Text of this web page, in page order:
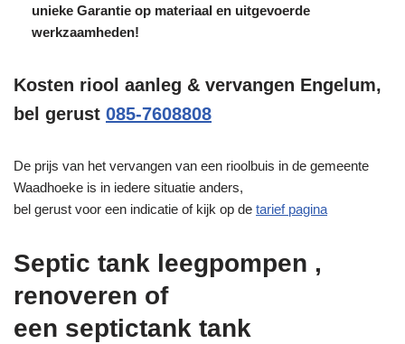
unieke Garantie op materiaal en uitgevoerde
werkzaamheden!
Kosten riool aanleg & vervangen Engelum,
bel gerust 085-7608808
De prijs van het vervangen van een rioolbuis in de gemeente
Waadhoeke is in iedere situatie anders,
bel gerust voor een indicatie of kijk op de tarief pagina
Septic tank leegpompen ,
renoveren of
een septictank tank